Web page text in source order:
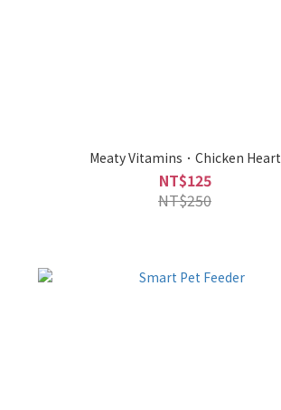
Meaty Vitamins．Chicken Heart
NT$125
NT$250